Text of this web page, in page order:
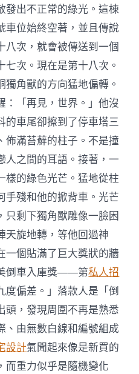
發出不正常的綠光。這棟
車位始終空著，並且傳說
八次，就會被傳送到一個
次。現在是第十八次。
角獸的方向猛地偏轉。
：「再見，世界。」他沒
的車尾卻擦到了停車塔三
佈滿苔蘚的柱子。不是撞
人之間的耳語。接著，一
樣的綠色光芒。猛地從柱
手殘和他的掀背車。光芒
只剩下獨角獸雕像一臉困
天旋地轉，等他回過神
一個貼滿了巨大獎狀的牆
倒車入庫獎——第私人招
度偏差。」落款人是「倒
頭，發現周圍不再是熟悉
、由無數白線和編號組成
設計氣聞起來像是新買的
而重力似乎是隨機變化